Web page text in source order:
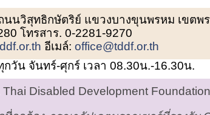
นนวิสุทธิกษัตริย์ แขวงบางขุนพรหม เขตพ
โทรสาร. 0-2281-9270
อีเมล์:office@tddf.or.th
กวัน จันทร์-ศุกร์ เวลา 08.30น.-16.30น.
Disabled Development